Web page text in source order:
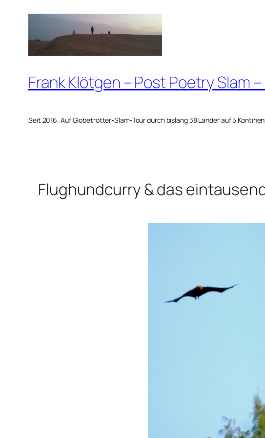
springen
Frank Klötgen – Post Poetry Slam
Seit 2016. Auf Globetrotter-Slam-Tour durch bislang 38 Länder auf 5
Flughundcurry & das